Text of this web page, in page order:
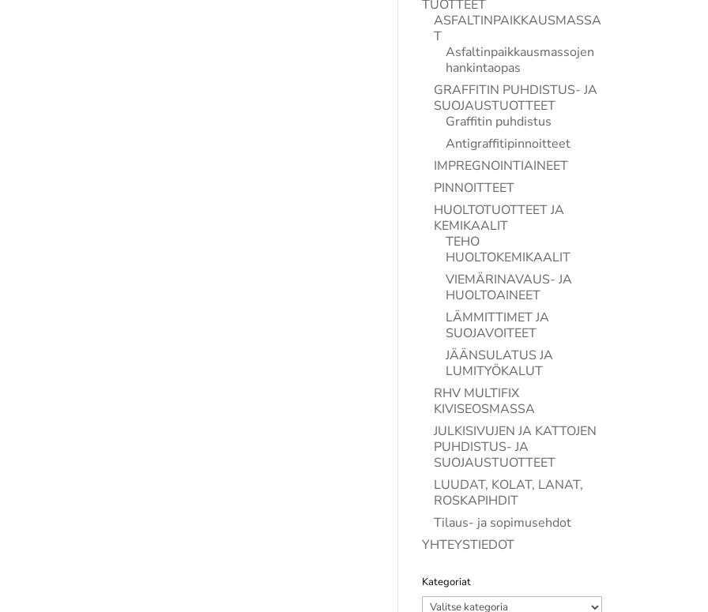
TUOTTEET
ASFALTINPAIKKAUSMASSA
T
Asfaltinpaikkausmassojen
hankintaopas
GRAFFITIN PUHDISTUS- JA
SUOJAUSTUOTTEET
Graffitin puhdistus
Antigraffitipinnoitteet
IMPREGNOINTIAINEET
PINNOITTEET
HUOLTOTUOTTEET JA
KEMIKAALIT
TEHO
HUOLTOKEMIKAALIT
VIEMÄRINAVAUS- JA
HUOLTOAINEET
LÄMMITTIMET JA
SUOJAVOITEET
JÄÄNSULATUS JA
LUMITYÖKALUT
RHV MULTIFIX
KIVISEOSMASSA
JULKISIVUJEN JA KATTOJEN
PUHDISTUS- JA
SUOJAUSTUOTTEET
LUUDAT, KOLAT, LANAT,
ROSKAPIHDIT
Tilaus- ja sopimusehdot
YHTEYSTIEDOT
Kategoriat
Kategoriat